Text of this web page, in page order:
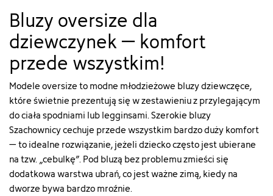
Bluzy oversize dla
dziewczynek – komfort
przede wszystkim!
Modele oversize to modne młodzieżowe bluzy dziewczęce,
które świetnie prezentują się w zestawieniu z przylegającym
do ciała spodniami lub legginsami. Szerokie bluzy
Szachownicy cechuje przede wszystkim bardzo duży komfort
– to idealne rozwiązanie, jeżeli dziecko często jest ubierane
na tzw. „cebulkę”. Pod bluzą bez problemu zmieści się
dodatkowa warstwa ubrań, co jest ważne zimą, kiedy na
dworze bywa bardzo mroźnie.